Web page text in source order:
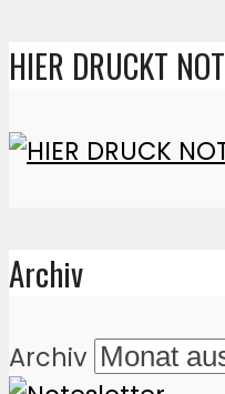
HIER DRUCKT
Archiv
Archiv